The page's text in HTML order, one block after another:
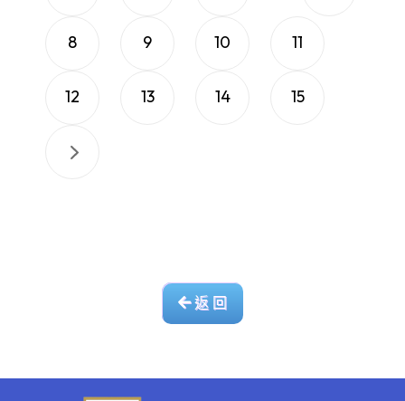
8 9 10 11
12 13 14 15
返 回